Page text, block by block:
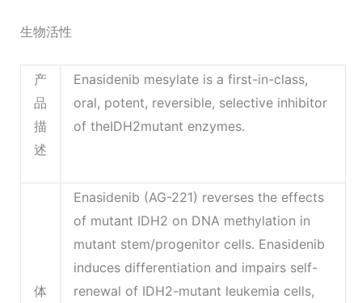
生物活性
产
品
描
述
Enasidenib mesylate is a first-in-class,
oral, potent, reversible, selective inhibitor
of theIDH2mutant enzymes.
体
Enasidenib (AG-221) reverses the effects
of mutant IDH2 on DNA methylation in
mutant stem/progenitor cells. Enasidenib
induces differentiation and impairs self-
renewal of IDH2-mutant leukemia cells,